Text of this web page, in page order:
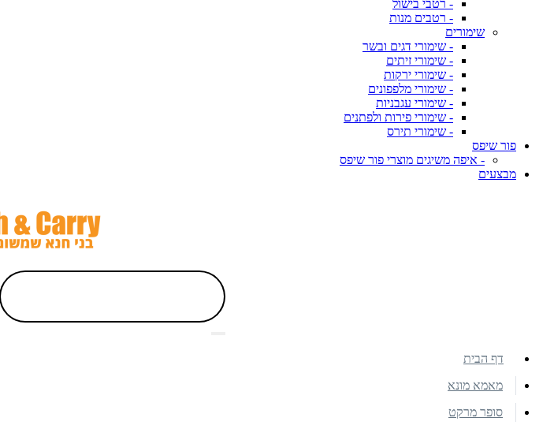
- רטבי בישול
- רטבים מנות
שימורים
- שימורי דגים ובשר
- שימורי זיתים
- שימורי ירקות
- שימורי מלפפונים
- שימורי עגבניות
- שימורי פירות ולפתנים
- שימורי תירס
פור שיפס
- איפה משיגים מוצרי פור שיפס
מבצעים
דף הבית
מאמא מונא
סופר מרקט